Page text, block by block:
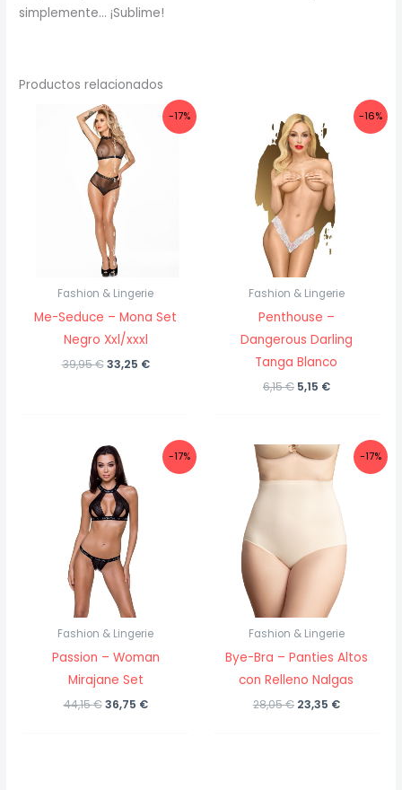
simplemente… ¡Sublime!
Productos relacionados
-17%
Fashion & Lingerie
Me-Seduce – Mona Set
Negro Xxl/xxxl
39,95€ El
33,25 €El
-16%
Fashion & Lingerie
Penthouse –
Dangerous Darling
Tanga Blanco
6,15€ El
6,15 €.
5,15 €El
5,15 €.
-17%
Fashion & Lingerie
Passion – Woman
Mirajane Set
44,15€ El
36,75 €El
-17%
Fashion & Lingerie
Bye-Bra – Panties Altos
con Relleno Nalgas
28,05€ El
23,35 €El